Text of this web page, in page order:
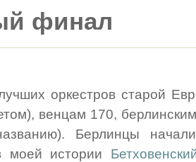
финал
оркестров старой
венцам 170,
Берлинцы
моей истории